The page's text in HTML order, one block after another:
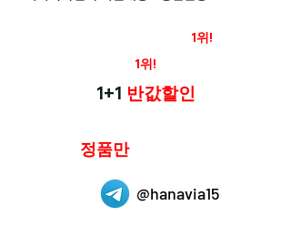
1위!
1위!
1+1 반값할인
정품만
@hanavia15